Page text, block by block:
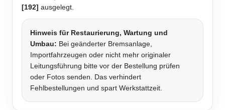
[192] ausgelegt.
Hinweis für Restaurierung, Wartung und
Umbau: Bei geänderter Bremsanlage,
Importfahrzeugen oder nicht mehr originaler
Leitungsführung bitte vor der Bestellung prüfen
oder Fotos senden. Das verhindert
Fehlbestellungen und spart Werkstattzeit.